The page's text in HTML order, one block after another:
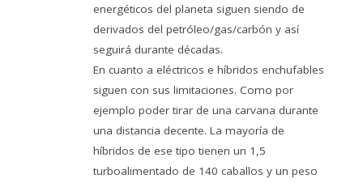
energéticos del planeta siguen siendo de
derivados del petróleo/gas/carbón y así
seguirá durante décadas.
En cuanto a eléctricos e híbridos enchufables
siguen con sus limitaciones. Como por
ejemplo poder tirar de una carvana durante
una distancia decente. La mayoría de
híbridos de ese tipo tienen un 1,5
turboalimentado de 140 caballos y un peso